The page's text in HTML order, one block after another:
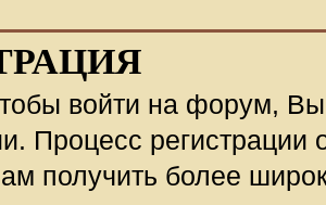
войти на форум,
Процесс регистрации
получить более